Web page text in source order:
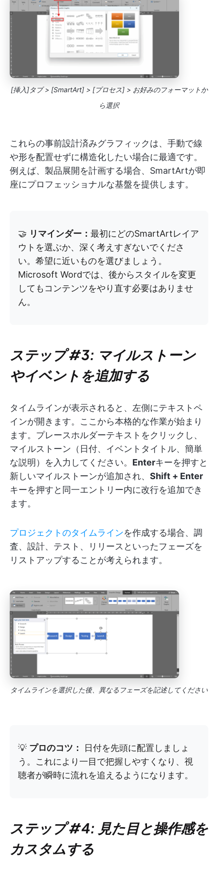
[挿入]タブ > [SmartArt] > [プロセス] > お好みのフォーマットか
ら選択
これらの事前設計済みグラフィックは、手動で線
や形を配置せずに構造化したい場合に最適です。
例えば、製品展開を計画する場合、SmartArtが即
座にプロフェッショナルな基盤を提供します。
🤝 リマインダー： 最初にどのSmartArtレイア
ウトを選ぶか、深く考えすぎないでくださ
い。希望に近いものを選びましょう。
Microsoft Wordでは、後からスタイルを変更
してもコンテンツをやり直す必要はありませ
ん。
ステップ #3: マイルストーン
やイベントを追加する
タイムラインが表示されると、左側にテキストペ
インが開きます。ここから本格的な作業が始まり
ます。プレースホルダーテキストをクリックし、
マイルストーン（日付、イベントタイトル、簡単
な説明）を入力してください。 Enterキーを押すと
新しいマイルストーンが追加され、 Shift + Enter
キーを押すと同一エントリー内に改行を追加でき
ます。
プロジェクトのタイムラインを作成する場合、調
査、設計、テスト、リリースといったフェーズを
リストアップすることが考えられます。
タイムラインを選択した後、異なるフェーズを記述してください
💡 プロのコツ：
日付を先頭に配置しましょ
う。これにより一目で把握しやすくなり、視
聴者が瞬時に流れを追えるようになります。
ステップ #4: 見た目と操作感を
カスタムする